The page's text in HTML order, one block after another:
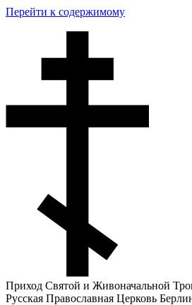
Перейти к содержимому
Приход Святой и Живоначальной
Русская Православная Церковь